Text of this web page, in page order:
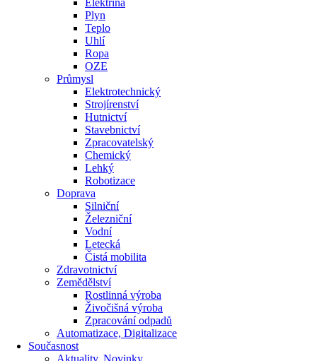
Plyn
Teplo
Uhlí
Ropa
OZE
Průmysl
Elektrotechnický
Strojírenství
Hutnictví
Stavebnictví
Zpracovatelský
Chemický
Lehký
Robotizace
Doprava
Silniční
Železniční
Vodní
Letecká
Čistá mobilita
Zdravotnictví
Zemědělství
Rostlinná výroba
Živočišná výroba
Zpracování odpadů
Automatizace, Digitalizace
Současnost
Aktuality, Novinky